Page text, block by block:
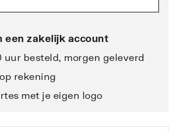
een zakelijk account
uur besteld, morgen geleverd
rekening
met je eigen logo